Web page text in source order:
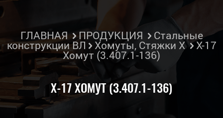
ГЛАВНАЯ ПРОДУКЦИЯ Стальные
конструкции ВЛ Хомуты, Стяжки Х Х-17
Хомут (3.407.1-136)
Х-17 ХОМУТ (3.407.1-136)